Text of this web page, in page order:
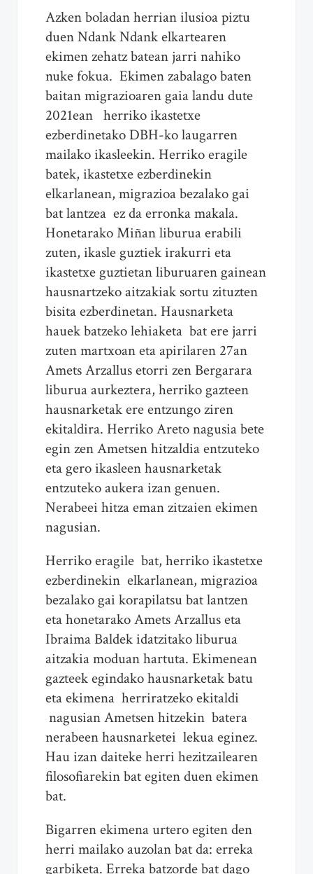
Azken boladan herrian ilusioa piztu
duen Ndank Ndank elkartearen
ekimen zehatz batean jarri nahiko
nuke fokua. Ekimen zabalago baten
baitan migrazioaren gaia landu dute
2021ean herriko ikastetxe
ezberdinetako DBH-ko laugarren
mailako ikasleekin. Herriko eragile
batek, ikastetxe ezberdinekin
elkarlanean, migrazioa bezalako gai
bat lantzea ez da erronka makala.
Honetarako Miñan liburua erabili
zuten, ikasle guztiek irakurri eta
ikastetxe guztietan liburuaren gainean
hausnartzeko aitzakiak sortu zituzten
bisita ezberdinetan. Hausnarketa
hauek batzeko lehiaketa bat ere jarri
zuten martxoan eta apirilaren 27an
Amets Arzallus etorri zen Bergarara
liburua aurkeztera, herriko gazteen
hausnarketak ere entzungo ziren
ekitaldira. Herriko Areto nagusia bete
egin zen Ametsen hitzaldia entzuteko
eta gero ikasleen hausnarketak
entzuteko aukera izan genuen.
Nerabeei hitza eman zitzaien ekimen
nagusian.
Herriko eragile bat, herriko ikastetxe
ezberdinekin elkarlanean, migrazioa
bezalako gai korapilatsu bat lantzen
eta honetarako Amets Arzallus eta
Ibraima Baldek idatzitako liburua
aitzakia moduan hartuta. Ekimenean
gazteek egindako hausnarketak batu
eta ekimena herriratzeko ekitaldi
nagusian Ametsen hitzekin batera
nerabeen hausnarketei lekua eginez.
Hau izan daiteke herri hezitzailearen
filosofiarekin bat egiten duen ekimen
bat.
Bigarren ekimena urtero egiten den
herri mailako auzolan bat da: erreka
garbiketa. Erreka batzorde bat dago